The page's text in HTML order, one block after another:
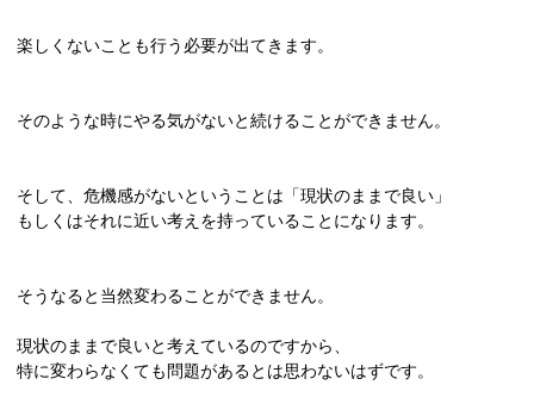
楽しくないことも行う必要が出てきます。
そのような時にやる気がないと続けることができません。
そして、危機感がないということは「現状のままで良い」
もしくはそれに近い考えを持っていることになります。
そうなると当然変わることができません。
現状のままで良いと考えているのですから、
特に変わらなくても問題があるとは思わないはずです。